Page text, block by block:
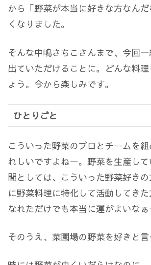
から「野菜が本当に好きな方なん
くなりました。
そんな中嶋さちこさんまで、今回
出ていただけることに。どんな料
ょう。今から楽しみです。
ひとりごと
こういった野菜のプロとチームを
れしいですよねー。野菜を生産し
間としては、こういった野菜好き
に野菜料理に特化して活動してき
なれただけでも本当に運がよいなぁ
そのうえ、菜園場の野菜を好きと言